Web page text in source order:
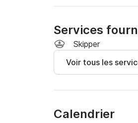
Services
Skipper
Voir tous les
Calendrier